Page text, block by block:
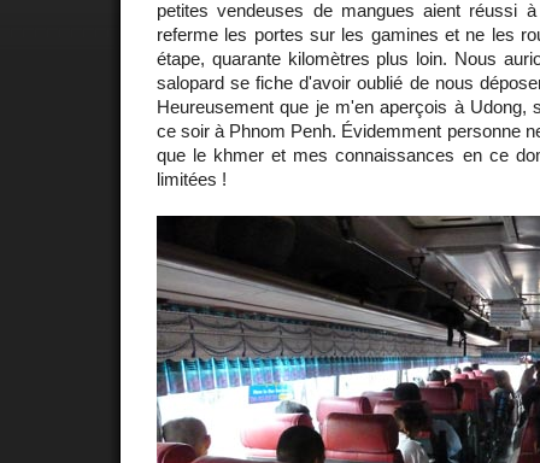
petites vendeuses de mangues aient réussi
referme les portes sur les gamines et ne les
étape, quarante kilomètres plus loin. Nous
salopard se fiche d'avoir oublié de nous
Heureusement que je m'en aperçois à Udong,
ce soir à Phnom Penh. Évidemment personne
que le khmer et mes connaissances en ce
limitées !